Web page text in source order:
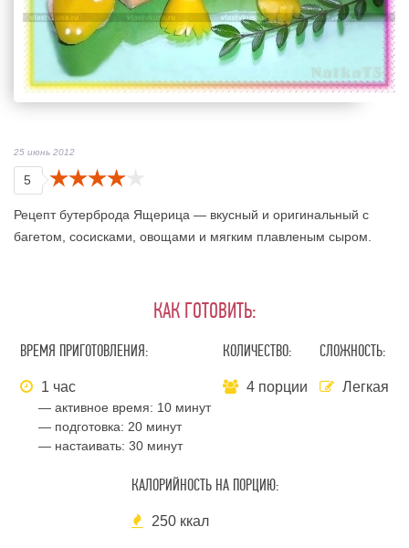
25 июнь 2012
5
Рецепт бутерброда Ящерица — вкусный и оригинальный с
багетом, сосисками, овощами и мягким плавленым сыром.
КАК ГОТОВИТЬ:
ВРЕМЯ ПРИГОТОВЛЕНИЯ:
1 час
— активное время: 10 минут
— подготовка: 20 минут
— настаивать: 30 минут
КОЛИЧЕСТВО:
4 порции
СЛОЖНОСТЬ:
Легкая
КАЛОРИЙНОСТЬ НА ПОРЦИЮ:
250 ккал